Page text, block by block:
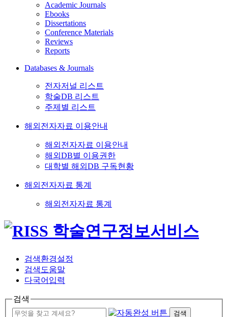
Academic Journals
Ebooks
Dissertations
Conference Materials
Reviews
Reports
Databases & Journals
전자저널 리스트
학술DB 리스트
주제별 리스트
해외전자자료 이용안내
해외전자자료 이용안내
해외DB별 이용권한
대학별 해외DB 구독현황
해외전자자료 통계
해외전자자료 통계
검색환경설정
검색도움말
다국어입력
검색
검색